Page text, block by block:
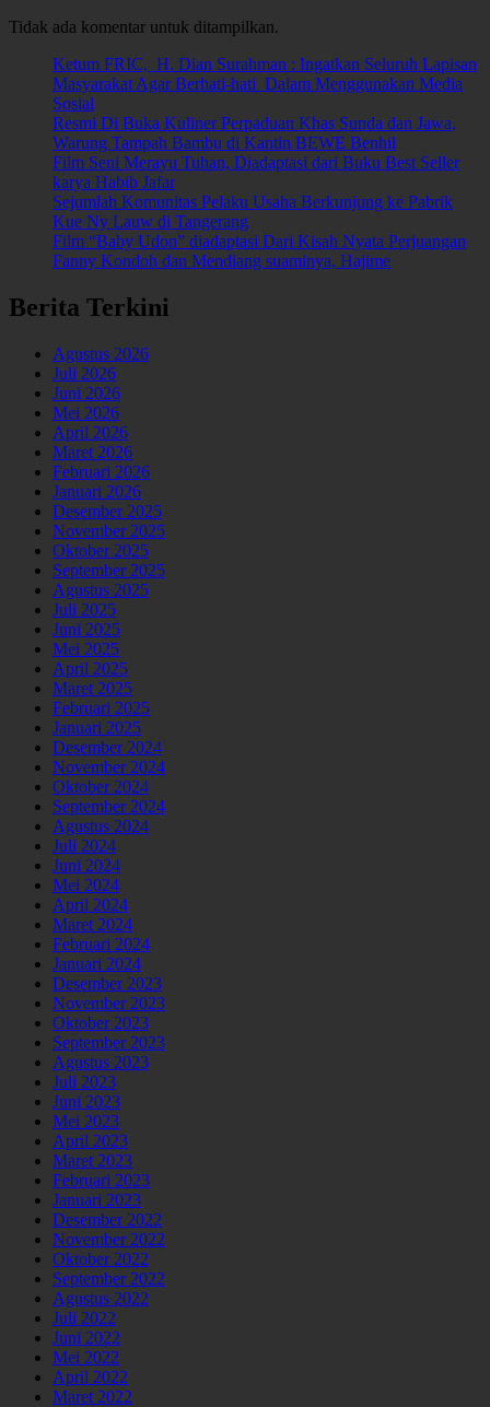
Tidak ada komentar untuk ditampilkan.
Ketum FRIC, H. Dian Surahman : Ingatkan Seluruh Lapisan
Masyarakat Agar Berhati-hati Dalam Menggunakan Media
Sosial
Resmi Di Buka Kuliner Perpaduan Khas Sunda dan Jawa,
Warung Tampah Bambu di Kantin BEWE Benhil
Film Seni Merayu Tuhan, Diadaptasi dari Buku Best Seller
karya Habib Jafar
Sejumlah Komunitas Pelaku Usaha Berkunjung ke Pabrik
Kue Ny Lauw di Tangerang
Film “Baby Udon” diadaptasi Dari Kisah Nyata Perjuangan
Fanny Kondoh dan Mendiang suaminya, Hajime
Berita Terkini
Agustus 2026
Juli 2026
Juni 2026
Mei 2026
April 2026
Maret 2026
Februari 2026
Januari 2026
Desember 2025
November 2025
Oktober 2025
September 2025
Agustus 2025
Juli 2025
Juni 2025
Mei 2025
April 2025
Maret 2025
Februari 2025
Januari 2025
Desember 2024
November 2024
Oktober 2024
September 2024
Agustus 2024
Juli 2024
Juni 2024
Mei 2024
April 2024
Maret 2024
Februari 2024
Januari 2024
Desember 2023
November 2023
Oktober 2023
September 2023
Agustus 2023
Juli 2023
Juni 2023
Mei 2023
April 2023
Maret 2023
Februari 2023
Januari 2023
Desember 2022
November 2022
Oktober 2022
September 2022
Agustus 2022
Juli 2022
Juni 2022
Mei 2022
April 2022
Maret 2022